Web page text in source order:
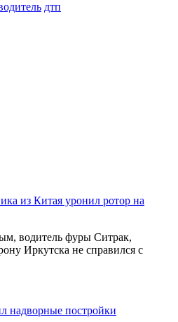
дтп
из Китая уронил ротор на
водитель фуры Ситрак,
Иркутска не справился с
надворные постройки